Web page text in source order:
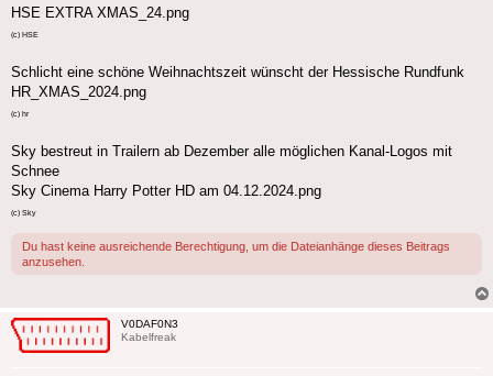
HSE EXTRA XMAS_24.png
(c) HSE
Schlicht eine schöne Weihnachtszeit wünscht der Hessische Rundfunk
HR_XMAS_2024.png
(c) hr
Sky bestreut in Trailern ab Dezember alle möglichen Kanal-Logos mit
Schnee
Sky Cinema Harry Potter HD am 04.12.2024.png
(c) Sky
Du hast keine ausreichende Berechtigung, um die Dateianhänge dieses Beitrags
anzusehen.
V0DAF0N3
Kabelfreak